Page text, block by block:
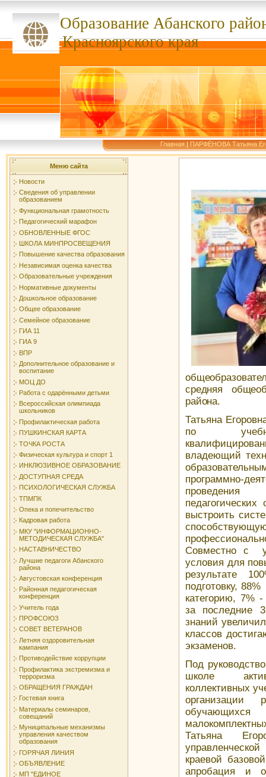
Образование Абанского
сссссссКрасноярского края
Главная | ПАРФЁНОВА Татьяна
Меню сайта
Новости
Сведения об управлении
образованием
Функциональная грамотность
Педагогический марафон
ОБНОВЛЕННЫЕ ФГОС
ШКОЛА МИНПРОСВЕЩЕНИЯ
Повышение качества образования
Независимая оценка качества
Образовательные учреждения
Нормативные документы
Дошкольное образование
Общее образование
Семейное образование
ГИА 11
ГИА 9
ВПР
Дополнительное образование и
воспитание
МОЦ ДО
Работа с одарёнными детьми
Всероссийская олимпиада
школьников
Профилактическая работа
ПУШКИНСКАЯ КАРТА
ТОЧКА РОСТА
Физическая культура и спорт 1
ИНКЛЮЗИВНОЕ ОБРАЗОВАНИЕ
ДОСТУПНАЯ СРЕДА
ПСИХОЛОГИЧЕСКАЯ СЛУЖБА
ТПМПК
Опека и попечительство
Кадровая работа
МКУ "ИНФОРМАЦИОННО-
МЕТОДИЧЕСКАЯ СЛУЖБА"
НАСТАВНИЧЕСТВО
Лучшие педагоги Абанского
района
Августовская конференция
Районная педагогическая
конференция
Учитель года
ПРОФСОЮЗ
СОВЕТ ВЕТЕРАНОВ
Летняя оздоровительная
кампания
Противодействие коррупции
Профилактика экстремизма и
терроризма
ОБРАЩЕНИЯ ГРАЖДАН
Гостевая книга
Материалы семинаров,
совещаний
Муниципальные механизмы
управления качеством
образования
ГОРЯЧАЯ ЛИНИЯ
ОБЪЯВЛЕНИЕ
МП "ЕДИНОЕ
средняя
района.
Татьяна
по учебно-
владеющий
программно-
проведения
выстроить
Совместно с
условия для
результате
подготовку,
категорию, 7%
за последние
знаний
классов
экзаменов.
Под
школе
коллективных
организации
Татьяна
краевой
апробация и